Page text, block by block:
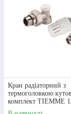
Кран радіаторний з
термоголовкою
комплект TIEMME